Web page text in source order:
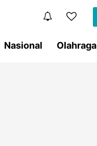
Nasional Olahraga